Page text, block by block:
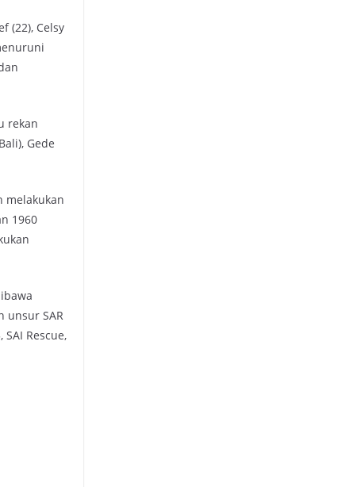
(22), Celsy
rekan
Gede
melakukan
1960
unsur SAR
Rescue,